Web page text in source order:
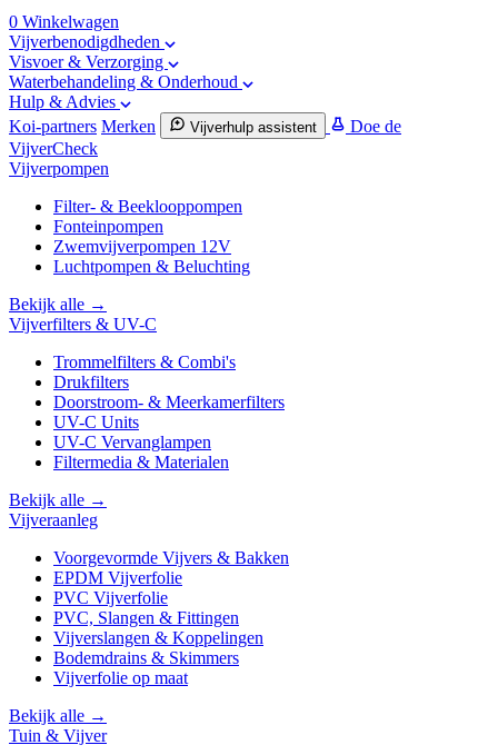
0 Winkelwagen
Vijverbenodigdheden
Visvoer & Verzorging
Waterbehandeling & Onderhoud
Hulp & Advies
Koi-partners Merken Vijverhulp assistent
Doe de
VijverCheck
Vijverpompen
Filter- & Beeklooppompen
Fonteinpompen
Zwemvijverpompen 12V
Luchtpompen & Beluchting
Bekijk alle →
Vijverfilters & UV-C
Trommelfilters & Combi's
Drukfilters
Doorstroom- & Meerkamerfilters
UV-C Units
UV-C Vervanglampen
Filtermedia & Materialen
Bekijk alle →
Vijveraanleg
Voorgevormde Vijvers & Bakken
EPDM Vijverfolie
PVC Vijverfolie
PVC, Slangen & Fittingen
Vijverslangen & Koppelingen
Bodemdrains & Skimmers
Vijverfolie op maat
Bekijk alle →
Tuin & Vijver